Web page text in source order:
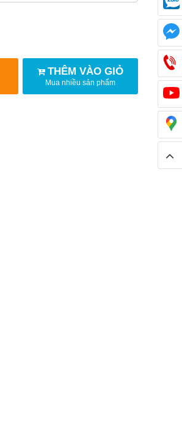
THÊM VÀO GIỎ
Mua nhiều sản phẩm